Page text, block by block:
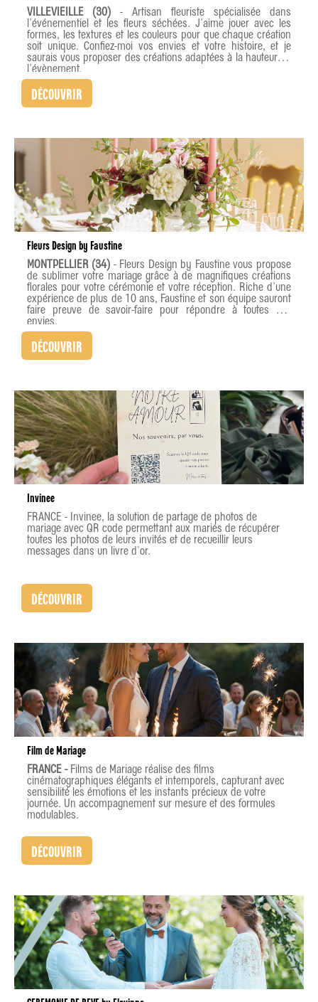
VILLEVIEILLE (30) - Artisan fleuriste spécialisée dans
l'événementiel et les fleurs séchées. J'aime jouer avec les
formes, les textures et les couleurs pour que chaque création
soit unique. Confiez-moi vos envies et votre histoire, et je
saurais vous proposer des créations adaptées à la hauteur de
l'évènement.
DÉCOUVRIR
Fleurs Design by Faustine
MONTPELLIER (34) - Fleurs Design by Faustine vous propose
de sublimer votre mariage grâce à de magnifiques créations
florales pour votre cérémonie et votre réception. Riche d'une
expérience de plus de 10 ans, Faustine et son équipe sauront
faire preuve de savoir-faire pour répondre à toutes vos
envies.
DÉCOUVRIR
Invinee
FRANCE - Invinee, la solution de partage de photos de
mariage avec QR code permettant aux mariés de récupérer
toutes les photos de leurs invités et de recueillir leurs
messages dans un livre d'or.
DÉCOUVRIR
Film de Mariage
FRANCE -Films de Mariage réalise des films
cinématographiques élégants et intemporels, capturant avec
sensibilité les émotions et les instants précieux de votre
journée. Un accompagnement sur mesure et des formules
modulables.
DÉCOUVRIR